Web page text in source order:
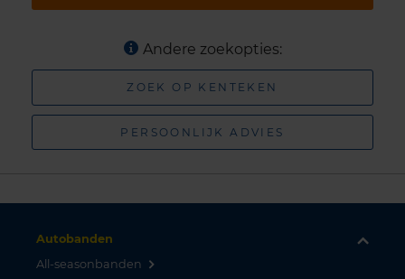
Andere zoekopties:
ZOEK OP KENTEKEN
PERSOONLIJK ADVIES
Autobanden
All-seasonbanden